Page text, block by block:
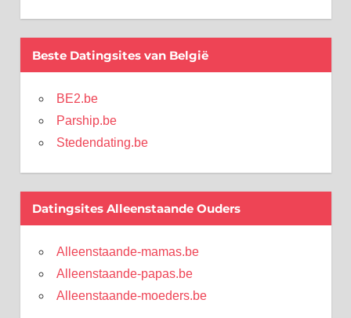
Beste Datingsites van België
BE2.be
Parship.be
Stedendating.be
Datingsites Alleenstaande Ouders
Alleenstaande-mamas.be
Alleenstaande-papas.be
Alleenstaande-moeders.be